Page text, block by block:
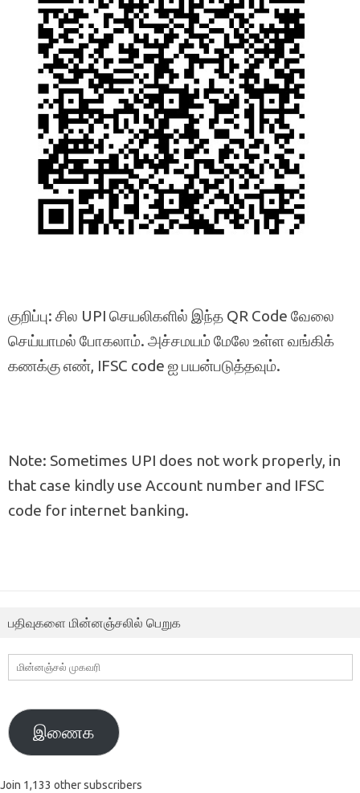
குறிப்பு: சில UPI செயலிகளில் இந்த QR Code வேலை
செய்யாமல் போகலாம். அச்சமயம் மேலே உள்ள வங்கிக்
கணக்கு எண், IFSC code ஐ பயன்படுத்தவும்.
Note: Sometimes UPI does not work properly, in
that case kindly use Account number and IFSC
code for internet banking.
பதிவுகளை மின்னஞ்சலில் பெறுக
மின்னஞ்சல்
முகவரி
இணைக
Join 1,133 other subscribers